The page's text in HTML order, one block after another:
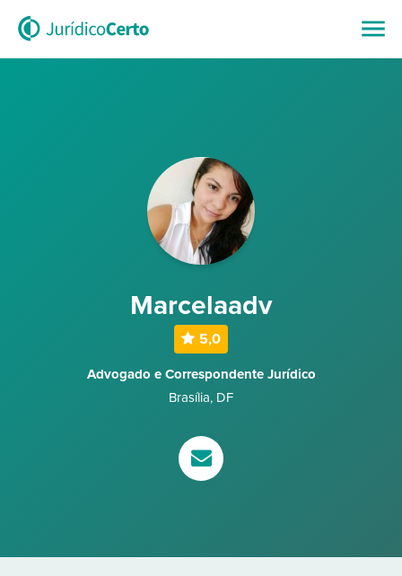
Marcelaadv
5,0
Advogado e Correspondente Jurídico
Brasília, DF